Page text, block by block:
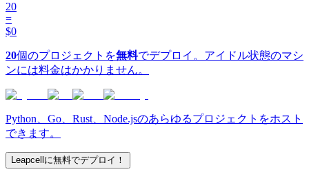
20
=
$0
20個のプロジェクトを無料でデプロイ。アイドル状態のマシ
ンには料金はかかりません。
Python、Go、Rust、Node.jsのあらゆるプロジェクトをホスト
できます。
Leapcellに無料でデプロイ！